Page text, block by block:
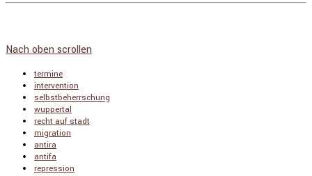
Nach oben scrollen
termine
intervention
selbstbeherrschung
wuppertal
recht auf stadt
migration
antira
antifa
repression